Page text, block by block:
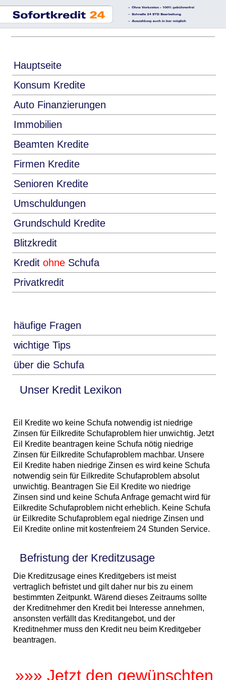
Hauptseite
Konsum Kredite
Auto Finanzierungen
Immobilien
Beamten Kredite
Firmen Kredite
Senioren Kredite
Umschuldungen
Grundschuld Kredite
Blitzkredit
Kreditohne Schufa
Privatkredit
häufige Fragen
wichtige Tips
über die Schufa
Unser Kredit Lexikon
Eil Kredite wo keine Schufa notwendig ist niedrige
Zinsen für Eilkredite Schufaproblem hier unwichtig. Jetzt
Eil Kredite beantragen keine Schufa nötig niedrige
Zinsen für Eilkredite Schufaproblem machbar. Unsere
Eil Kredite haben niedrige Zinsen es wird keine Schufa
notwendig sein für Eilkredite Schufaproblem absolut
unwichtig. Beantragen Sie Eil Kredite wo niedrige
Zinsen sind und keine Schufa Anfrage gemacht wird für
Eilkredite Schufaproblem nicht erheblich. Keine Schufa
ür Eilkredite Schufaproblem egal niedrige Zinsen und
Eil Kredite online mit kostenfreiem 24 Stunden Service.
Befristung der Kreditzusage
Die Kreditzusage eines Kreditgebers ist meist
vertraglich befristet und gilt daher nur bis zu einem
bestimmten Zeitpunkt. Wärend dieses Zeitraums sollte
der Kreditnehmer den Kredit bei Interesse annehmen,
ansonsten verfällt das Kreditangebot, und der
Kreditnehmer muss den Kredit neu beim Kreditgeber
beantragen.
»»» Jetzt den gewünschten